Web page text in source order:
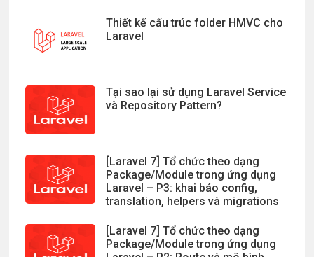
Thiết kế cấu trúc folder HMVC cho
Laravel
Tại sao lại sử dụng Laravel Service
và Repository Pattern?
[Laravel 7] Tổ chức theo dạng
Package/Module trong ứng dụng
Laravel – P3: khai báo config,
translation, helpers và migrations
[Laravel 7] Tổ chức theo dạng
Package/Module trong ứng dụng